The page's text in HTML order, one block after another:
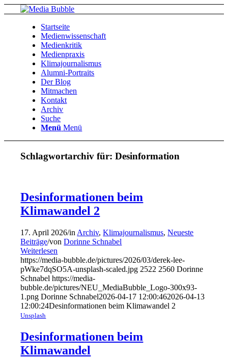
Startseite
Medienwissenschaft
Medienkritik
Medienpraxis
Klimajournalismus
Alumni-Portraits
Der Blog
Mitmachen
Kontakt
Archiv
Suche
Menü Menü
Schlagwortarchiv für:Desinformation
Desinformationen beim
Klimawandel 2
17. April 2026/in Archiv,Klimajournalismus,Neueste
Beiträge/vonDorinne Schnabel
Weiterlesen
https://media-bubble.de/pictures/2026/03/derek-lee-
pWke7dqSO5A-unsplash-scaled.jpg 2522 2560 Dorinne
Schnabel https://media-
bubble.de/pictures/NEU_MediaBubble_Logo-300x93-
1.png Dorinne Schnabel2026-04-17 12:00:462026-04-13
12:00:24Desinformationen beim Klimawandel 2
Unsplash
Desinformationen beim
Klimawandel